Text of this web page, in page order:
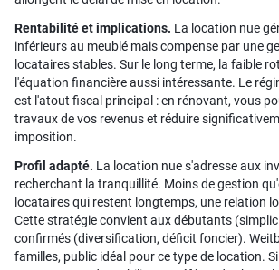
Rentabilité et implications. La location nue
inférieurs au meublé mais compense par une
locataires stables. Sur le long terme, la faible
l'équation financière aussi intéressante. Le
est l'atout fiscal principal : en rénovant, vous
travaux de vos revenus et réduire
imposition.
Profil adapté. La location nue s'adresse aux
recherchant la tranquillité. Moins de gestion
locataires qui restent longtemps, une relation
Cette stratégie convient aux débutants
confirmés (diversification, déficit foncier).
familles, public idéal pour ce type de location.